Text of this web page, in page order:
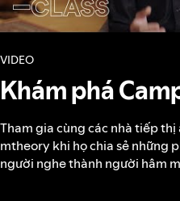
VIDEO
Khám phá
Tham gia cùng các nhà tiếp
mtheory khi họ chia sẻ những
người nghe thành người hâm